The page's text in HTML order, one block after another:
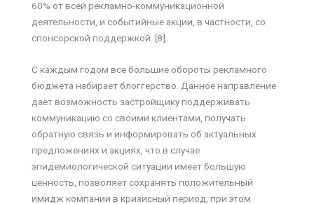
60% от всей рекламно-коммуникационной
деятельности, и событийные акции, в частности, со
спонсорской поддержкой. [8]
С каждым годом все большие обороты рекламного
бюджета набирает блоггерство. Данное направление
дает возможность застройщику поддерживать
коммуникацию со своими клиентами, получать
обратную связь и информировать об актуальных
предложениях и акциях, что в случае
эпидемиологической ситуации имеет большую
ценность, позволяет сохранять положительный
имидж компании в кризисный период, при этом